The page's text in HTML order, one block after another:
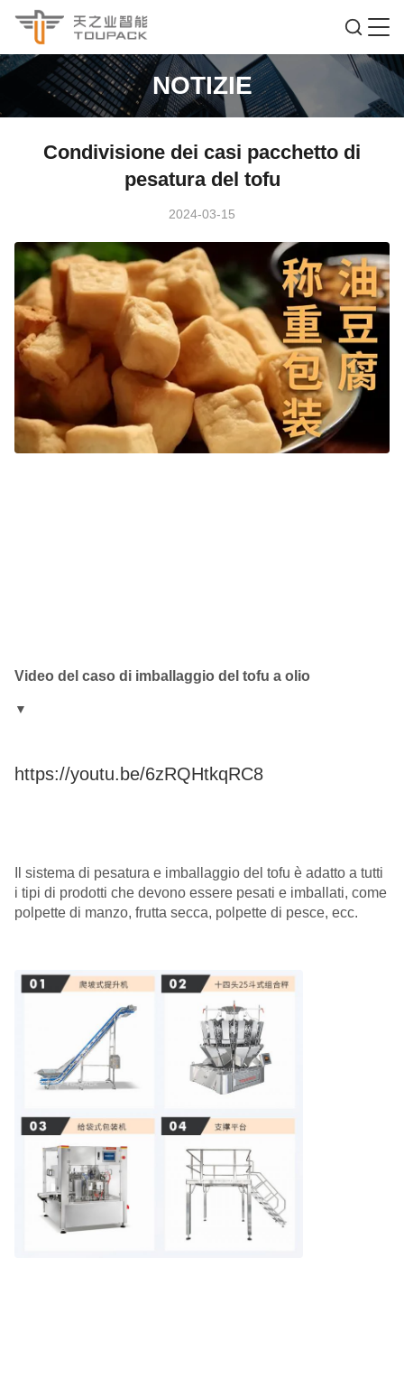
NOTIZIE
Condivisione dei casi pacchetto di
pesatura del tofu
2024-03-15
Video del caso di imballaggio del tofu a olio
▼
https://youtu.be/6zRQHtkqRC8
Il sistema di pesatura e imballaggio del tofu è adatto a tutti
i tipi di prodotti che devono essere pesati e imballati, come
polpette di manzo, frutta secca, polpette di pesce, ecc.